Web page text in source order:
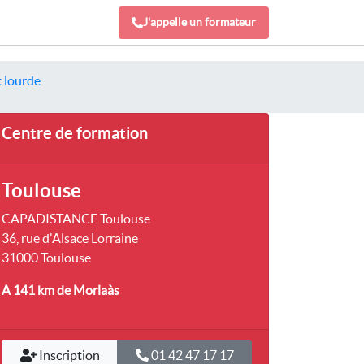
J'appelle un formateur
lourde
Centre de formation
Toulouse
CAPADISTANCE Toulouse
36, rue d'Alsace Lorraine
31000 Toulouse
A 141 kmde Morlaàs
Inscription 01 42 47 17 17